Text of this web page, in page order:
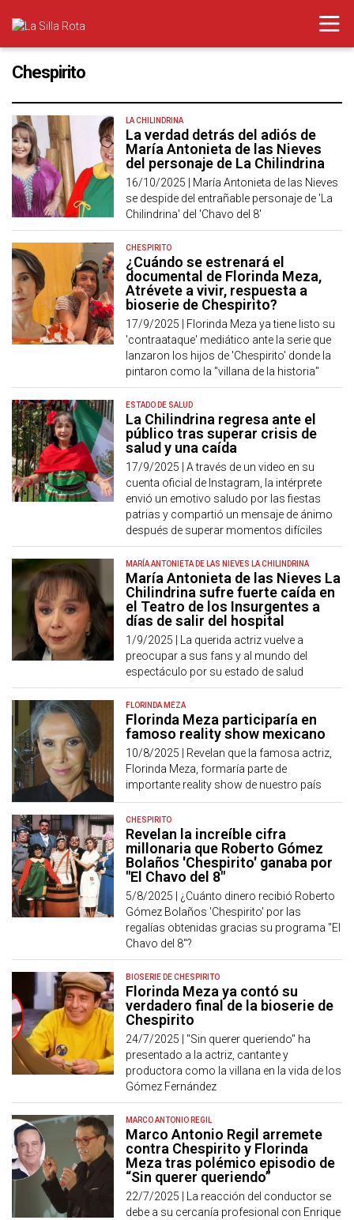
Chespirito
LA CHILINDRINA
La verdad detrás del adiós de
María Antonieta de las Nieves
del personaje de La Chilindrina
16/10/2025 | María Antonieta de las Nieves
se despide del entrañable personaje de 'La
Chilindrina' del 'Chavo del 8'
CHESPIRITO
¿Cuándo se estrenará el
documental de Florinda Meza,
Atrévete a vivir, respuesta a
bioserie de Chespirito?
17/9/2025 | Florinda Meza ya tiene listo su
'contraataque' mediático ante la serie que
lanzaron los hijos de 'Chespirito' donde la
pintaron como la "villana de la historia"
ESTADO DE SALUD
La Chilindrina regresa ante el
público tras superar crisis de
salud y una caída
17/9/2025 |A través de un video en su
cuenta oficial de Instagram, la intérprete
envió un emotivo saludo por las fiestas
patrias y compartió un mensaje de ánimo
después de superar momentos difíciles
MARÍA ANTONIETA DE LAS NIEVES LA CHILINDRINA
María Antonieta de las Nieves La
Chilindrina sufre fuerte caída en
el Teatro de los Insurgentes a
días de salir del hospital
1/9/2025 |
La querida actriz vuelve a
preocupar a sus fans y al mundo del
espectáculo por su estado de salud
FLORINDA MEZA
Florinda Meza participaría en
famoso reality show mexicano
10/8/2025 | Revelan que la famosa actriz,
Florinda Meza, formaría parte de
importante reality show de nuestro país
CHESPIRITO
Revelan la increíble cifra
millonaria que Roberto Gómez
Bolaños 'Chespirito' ganaba por
"El Chavo del 8"
5/8/2025 | ¿Cuánto dinero recibió Roberto
Gómez Bolaños 'Chespirito' por las
regalías obtenidas gracias su programa "El
Chavo del 8"?
BIOSERIE DE CHESPIRITO
Florinda Meza ya contó su
verdadero final de la bioserie de
Chespirito
24/7/2025 | "Sin querer queriendo" ha
presentado a la actriz, cantante y
productora como la villana en la vida de los
Gómez Fernández
MARCO ANTONIO REGIL
Marco Antonio Regil arremete
contra Chespirito y Florinda
Meza tras polémico episodio de
“Sin querer queriendo”
22/7/2025 | La reacción del conductor se
debe a su cercanía profesional con Enrique